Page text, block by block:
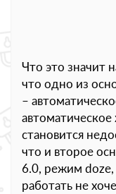
Что это значит
что одно из
–
становится
что и второе
6.0, режим
работать не